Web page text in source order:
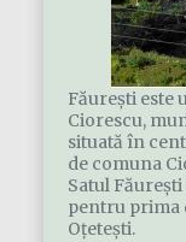
Făurești este
Ciorescu,
situată în
de comuna
Satul
pentru prima
Oțetești.